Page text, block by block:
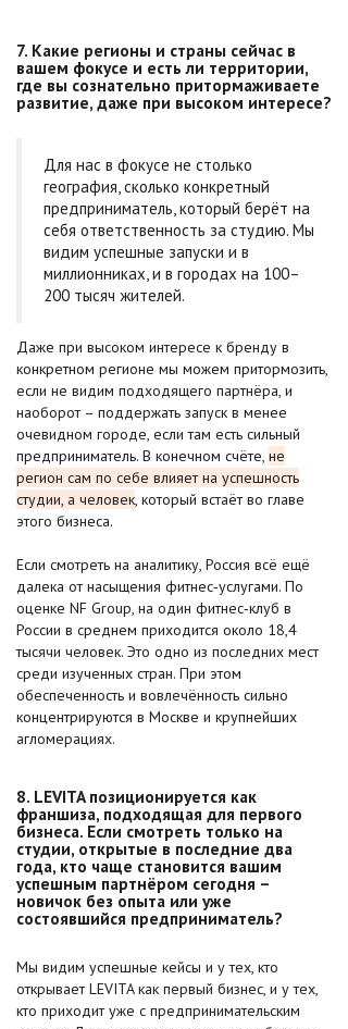
7. Какие регионы и страны сейчас в
вашем фокусе и есть ли территории,
где вы сознательно притормаживаете
развитие, даже при высоком интересе?
Для нас в фокусе не столько
география, сколько конкретный
предприниматель, который берёт на
себя ответственность за студию. Мы
видим успешные запуски и в
миллионниках, и в городах на 100–
200 тысяч жителей.
Даже при высоком интересе к бренду в
конкретном регионе мы можем притормозить,
если не видим подходящего партнёра, и
наоборот – поддержать запуск в менее
очевидном городе, если там есть сильный
предприниматель. В конечном счёте, не
регион сам по себе влияет на успешность
студии, а человек, который встаёт во главе
этого бизнеса.
Если смотреть на аналитику, Россия всё ещё
далека от насыщения фитнес‑услугами. По
оценке NF Group, на один фитнес‑клуб в
России в среднем приходится около 18,4
тысячи человек. Это одно из последних мест
среди изученных стран. При этом
обеспеченность и вовлечённость сильно
концентрируются в Москве и крупнейших
агломерациях.
8. LEVITA позиционируется как
франшиза, подходящая для первого
бизнеса. Если смотреть только на
студии, открытые в последние два
года, кто чаще становится вашим
успешным партнёром сегодня –
новичок без опыта или уже
состоявшийся предприниматель?
Мы видим успешные кейсы и у тех, кто
открывает LEVITA как первый бизнес, и у тех,
кто приходит уже с предпринимательским